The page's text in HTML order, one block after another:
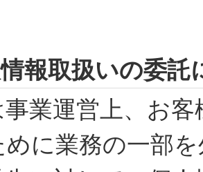
報取扱いの委託
事業運営上、お
に業務の一部